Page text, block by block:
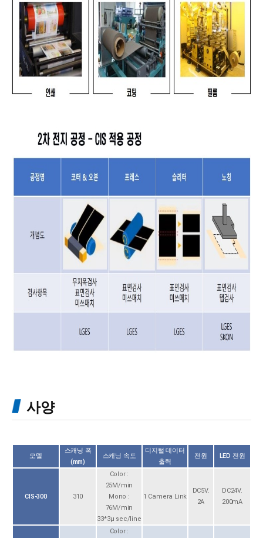
사양
모델
스캐닝 폭
(mm)
스캐닝 속도
디지털 데이터
출력
전원 LED 전원
CIS-300 310
Color :
25M/min
Mono :
76M/min
33*3μ sec/line
1 Camera Link
DC5V.
2A
DC24V.
200mA
Color :